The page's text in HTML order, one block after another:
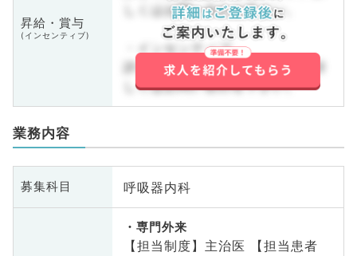
昇給・賞与
(インセンティブ)
しくはお問い合わせ下さい。
・インセンティブ
詳しくはお問い合わせ下さい。詳
しくはお問い合わせ下さい。
業務内容
募集科目 呼吸器内科
専門外来
【担当制度】主治医 【担当患者